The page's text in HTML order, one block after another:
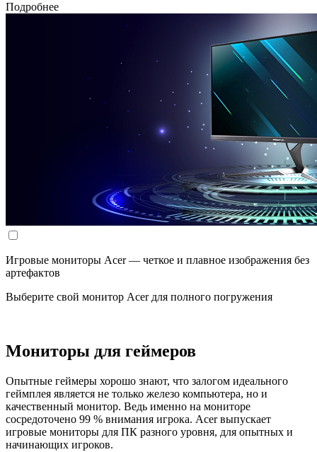
Подробнее
Игровые мониторы Acer — четкое и плавное изображения без
артефактов
Выберите свой монитор Acer для полного погружения
Мониторы для геймеров
Опытные геймеры хорошо знают, что залогом идеального
геймплея является не только железо компьютера, но и
качественный монитор. Ведь именно на мониторе
сосредоточено 99 % внимания игрока. Acer выпускает
игровые мониторы для ПК разного уровня, для опытных и
начинающих игроков.